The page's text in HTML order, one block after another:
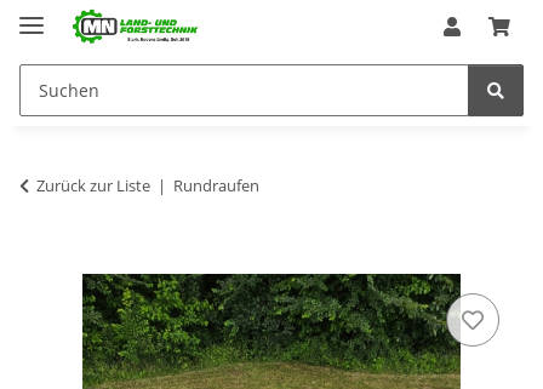
Zurück zur Liste Rundraufen